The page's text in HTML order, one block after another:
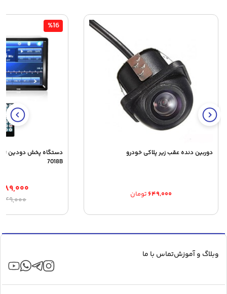
دوربین دنده عقب زیر پلاکی خودرو
۶۴۹,۰۰۰ تومان
%16
7018B
وبلاگ و آموزشتماس با ما